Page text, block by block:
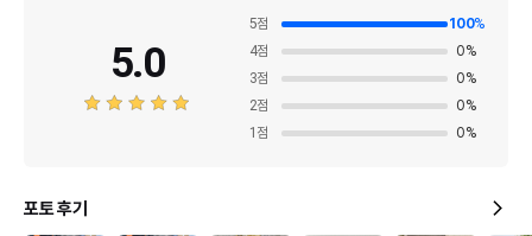
5.0
5점 100%
4점 0%
3점 0%
2점 0%
1 점 0%
포토 후기